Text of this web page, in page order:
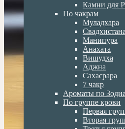
Камни для
По чакрам
Муладхара
Свадхистана
Манипура
Анахата
Вишудха
Аджна
Сахасрара
7 чакр
Ароматы по
По группе крови
Первая
Вторая